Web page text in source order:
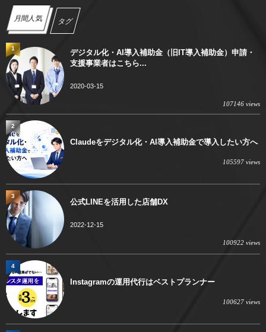
月間人気 タグ
デジタル化・AI導入補助金（旧IT導入補助金）申請・
支援事業者はこちら...
2020-03-15
107146 views
1
Claudeをデジタル化・AI導入補助金で導入したい方へ
105597 views
2
公式LINEを活用した店舗DX
2022-12-15
100922 views
3
Instagramの運用代行はベストプランナー
100627 views
4